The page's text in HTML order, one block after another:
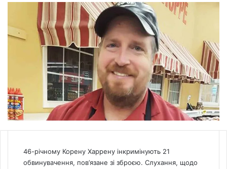
46-річному Корену Харрену інкримінують 21
обвинувачення, пов’язане зі зброєю. Слухання, щодо